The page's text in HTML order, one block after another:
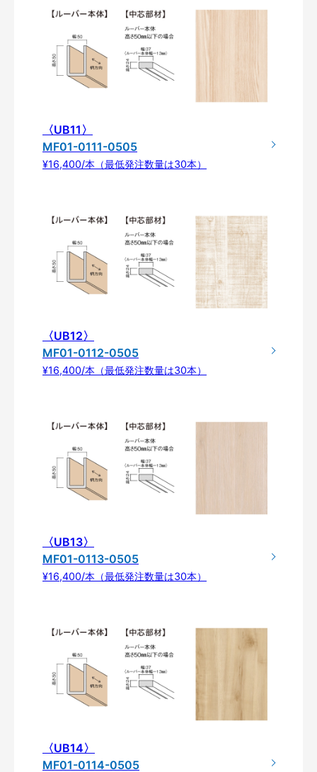
〈UB11〉
MF01-0111-0505
¥16,400/本（最低発注数量は30本）
〈UB12〉
MF01-0112-0505
¥16,400/本（最低発注数量は30本）
〈UB13〉
MF01-0113-0505
¥16,400/本（最低発注数量は30本）
〈UB14〉
MF01-0114-0505